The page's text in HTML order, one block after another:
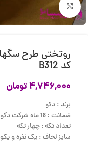
بزرگنمایی تصویر
روتختی طرح
کد B312
۴,۷۴۶,۰۰۰تومان
برند : دکو
ضمانت : 18 ماه شرکت دکو
تعداد تکه : چهار تکه
سایز لحاف : یک نفره و یکو